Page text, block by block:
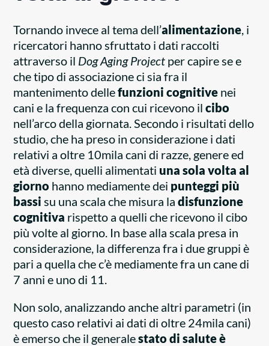
Tornando invece al tema dell’alimentazione, i
ricercatori hanno sfruttato i dati raccolti
attraverso il Dog Aging Project per capire se e
che tipo di associazione ci sia fra il
mantenimento dellefunzioni cognitive nei
cani e la frequenza con cui ricevono ilcibo
nell’arco della giornata. Secondo i risultati dello
studio, che ha preso in considerazione i dati
relativi a oltre 10mila cani di razze, genere ed
età diverse, quelli alimentati una sola volta al
giorno hanno mediamente dei punteggi più
bassi su una scala che misura ladisfunzione
cognitiva rispetto a quelli che ricevono il cibo
più volte al giorno. In base alla scala presa in
considerazione, la differenza fra i due gruppi è
pari a quella che c’è mediamente fra un cane di
7 anni e uno di 11.
Non solo, analizzando anche altri parametri (in
questo caso relativi ai dati di oltre 24mila cani)
è emerso che il generalestato di salute è